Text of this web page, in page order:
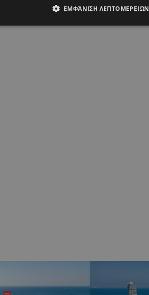
ΕΜΦΆΝΙΣΗ ΛΕΠΤΟΜΕΡΕΙΏΝ